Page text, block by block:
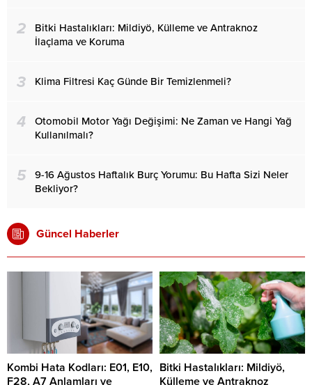
2
Bitki Hastalıkları: Mildiyö, Külleme ve Antraknoz
İlaçlama ve Koruma
3 Klima Filtresi Kaç Günde Bir Temizlenmeli?
4
Otomobil Motor Yağı Değişimi: Ne Zaman ve Hangi Yağ
Kullanılmalı?
5
9-16 Ağustos Haftalık Burç Yorumu: Bu Hafta Sizi Neler
Bekliyor?
Güncel Haberler
Kombi Hata Kodları: E01, E10,
F28, A7 Anlamları ve
Bitki Hastalıkları: Mildiyö,
Külleme ve Antraknoz